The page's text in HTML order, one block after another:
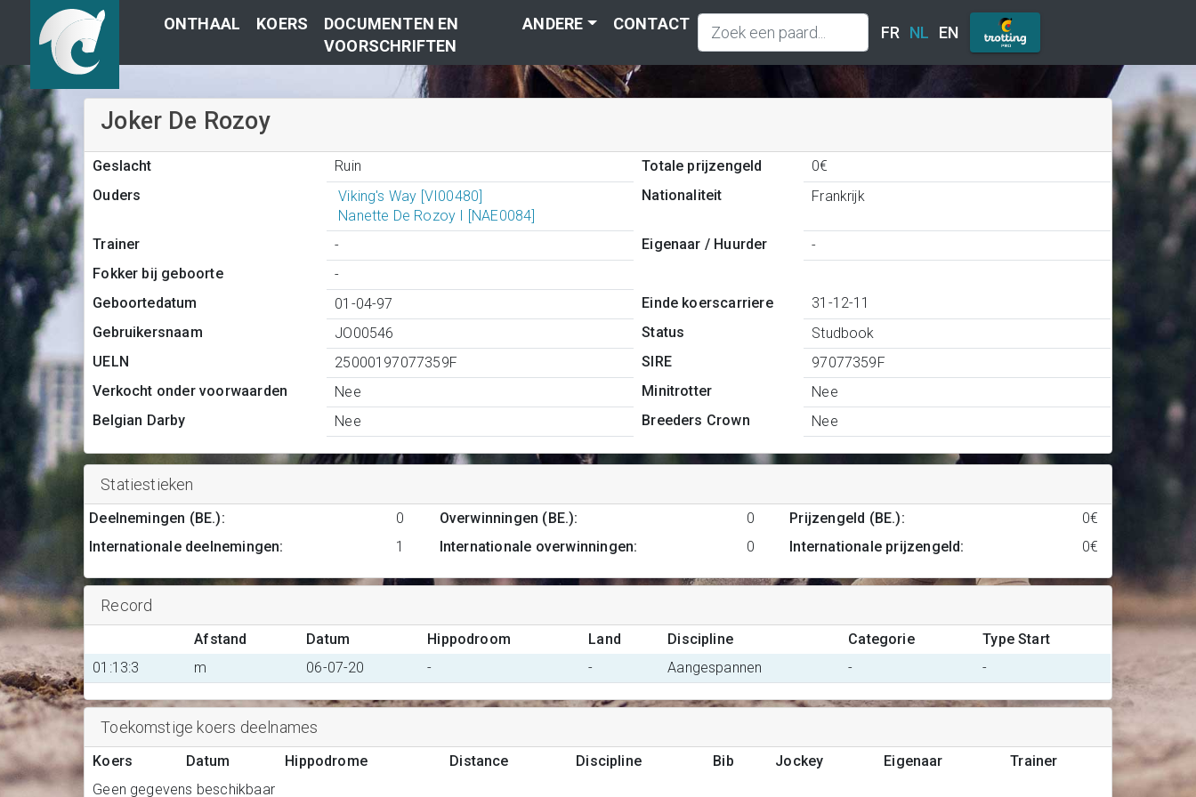
ONTHAAL KOERS
DOCUMENTEN EN
VOORSCHRIFTEN
ANDERE CONTACT FR NL EN
Joker De Rozoy
Geslacht Ruin Totale prijzengeld
0€
Ouders
Viking's Way [VI00480]
Nanette De Rozoy I [NAE0084]
Nationaliteit Frankrijk
Trainer - Eigenaar / Huurder
-
Fokker bij geboorte
-
Geboortedatum
01-04-97 Einde koerscarriere
31-12-11
Gebruikersnaam
JO00546 Status
Studbook
UELN
25000197077359F SIRE
97077359F
Verkocht onder voorwaarden
Nee Minitrotter
Nee
Belgian Darby
Nee Breeders Crown Nee
Statiestieken
Deelnemingen (BE.):
0
Internationale deelnemingen: 1
Overwinningen (BE.):
0
Internationale overwinningen: 0
Prijzengeld (BE.):
0€
Internationale prijzengeld: 0€
Record
Afstand Datum Hippodroom Land Discipline Categorie
Type Start
01:13:3
m 06-07-20 - - Aangespannen - -
Toekomstige koers deelnames
Koers Datum Hippodrome Distance Discipline Bib Jockey Eigenaar
Trainer
Geen gegevens beschikbaar